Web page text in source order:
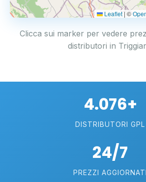
Leaflet | ©
Clicca sui marker per vedere
distributori in
4.076+
DISTRIBUTORI GPL
24/7
PREZZI AGGIORNATI